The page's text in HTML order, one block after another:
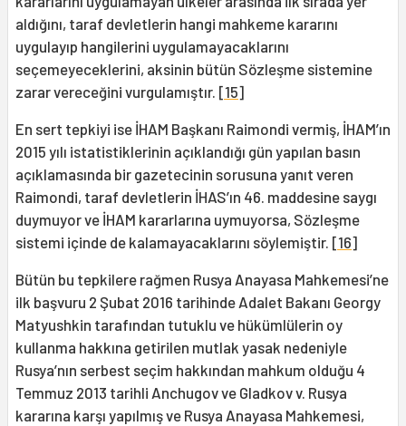
aldığını, taraf devletlerin hangi mahkeme kararını
uygulayıp hangilerini uygulamayacaklarını
seçemeyeceklerini, aksinin bütün Sözleşme sistemine
zarar vereceğini vurgulamıştır. [15]
En sert tepkiyi ise İHAM Başkanı Raimondi vermiş, İHAM’ın
2015 yılı istatistiklerinin açıklandığı gün yapılan basın
açıklamasında bir gazetecinin sorusuna yanıt veren
Raimondi, taraf devletlerin İHAS’ın 46. maddesine saygı
duymuyor ve İHAM kararlarına uymuyorsa, Sözleşme
sistemi içinde de kalamayacaklarını söylemiştir. [16]
Bütün bu tepkilere rağmen Rusya Anayasa Mahkemesi’ne
ilk başvuru 2 Şubat 2016 tarihinde Adalet Bakanı Georgy
Matyushkin tarafından tutuklu ve hükümlülerin oy
kullanma hakkına getirilen mutlak yasak nedeniyle
Rusya’nın serbest seçim hakkından mahkum olduğu 4
Temmuz 2013 tarihli Anchugov ve Gladkov v. Rusya
kararına karşı yapılmış ve Rusya Anayasa Mahkemesi,